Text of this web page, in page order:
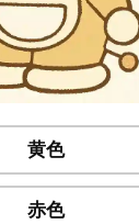
黄色
赤色